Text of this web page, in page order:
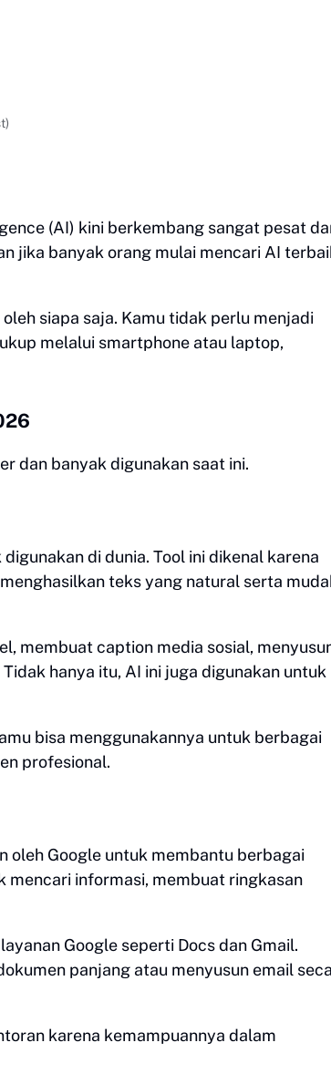
(AI) kini berkembang sangat pesat
jika banyak orang mulai mencari AI
siapa saja. Kamu tidak perlu menjadi
melalui smartphone atau laptop,
dan banyak digunakan saat ini.
di dunia. Tool ini dikenal karena
teks yang natural serta
membuat caption media sosial,
hanya itu, AI ini juga digunakan untuk
bisa menggunakannya untuk berbagai
profesional.
oleh Google untuk membantu berbagai
mencari informasi, membuat ringkasan
Google seperti Docs dan Gmail.
panjang atau menyusun email
karena kemampuannya dalam